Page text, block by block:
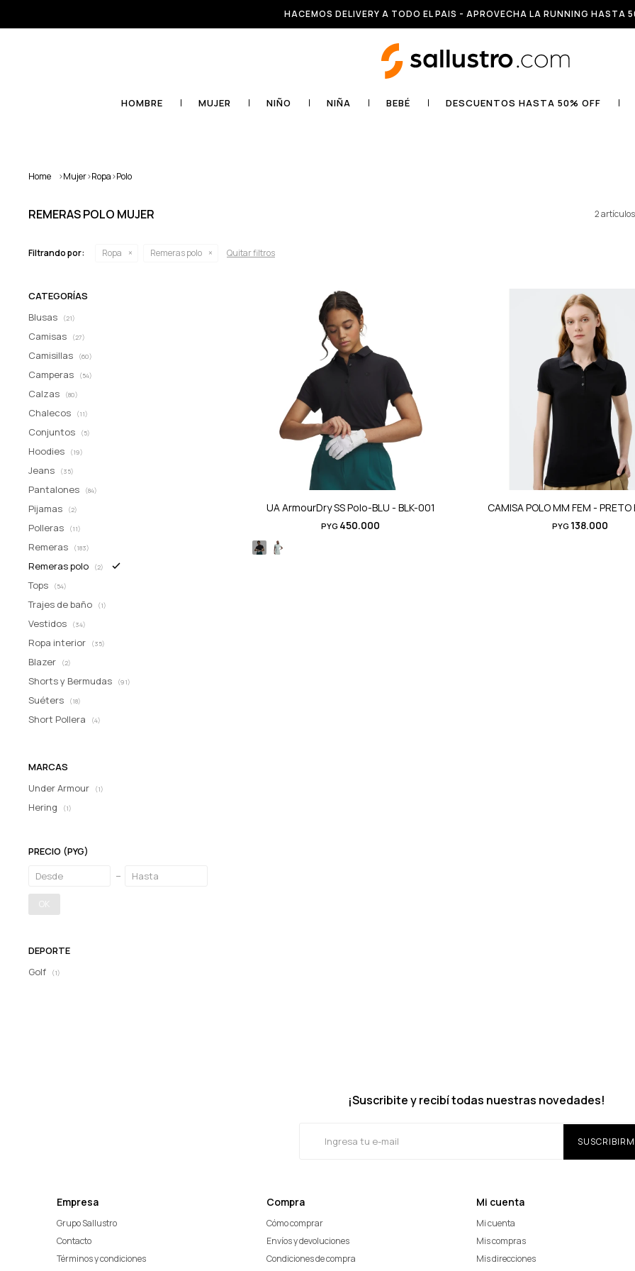
HACEMOS DELIVERY A TODO EL PAIS - APROVECHA LA RUNNING HASTA
HOMBRE MUJER NIÑO NIÑA BEBÉ DESCUENTOS HASTA 50% OFF
Home >Mujer>Ropa>Polo
REMERAS POLO MUJER 2 artículos
Filtrando por: Ropa Remeras polo Quitar filtros
UA ArmourDry SS Polo-BLU - BLK-001
PYG 450.000
CAMISA POLO MM FEM - PRETO
PYG 138.000
CATEGORÍAS
Blusas
(21)
Camisas (27)
Camisillas (60)
Camperas (54)
Calzas (80)
Chalecos (11)
Conjuntos (5)
Hoodies (19)
Jeans (35)
Pantalones (84)
Pijamas (2)
Polleras (11)
Remeras (183)
Remeras polo (2)
Tops (54)
Trajes de baño (1)
Vestidos (34)
Ropa interior (35)
Blazer (2)
Shorts y Bermudas (91)
Suéters (18)
Short Pollera (4)
MARCAS
Under Armour
(1)
Hering (1)
PRECIO (PYG)
OK
DEPORTE
Golf
(1)
Empresa
Grupo Sallustro
Contacto
Términos y condiciones
Compra
Cómo comprar
Envíos y devoluciones
Condiciones de compra
Mi cuenta
Mi cuenta
Mis compras
Mis direcciones
¡Suscribite y recibí todas nuestras novedades!